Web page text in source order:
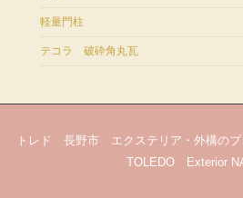
軽量門柱
テコラ 破砕角丸瓦
トレド 長野市 エクステリア・外構のプ
TOLEDO Exterior